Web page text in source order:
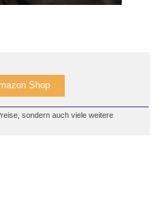
Shop
sondern auch viele weitere